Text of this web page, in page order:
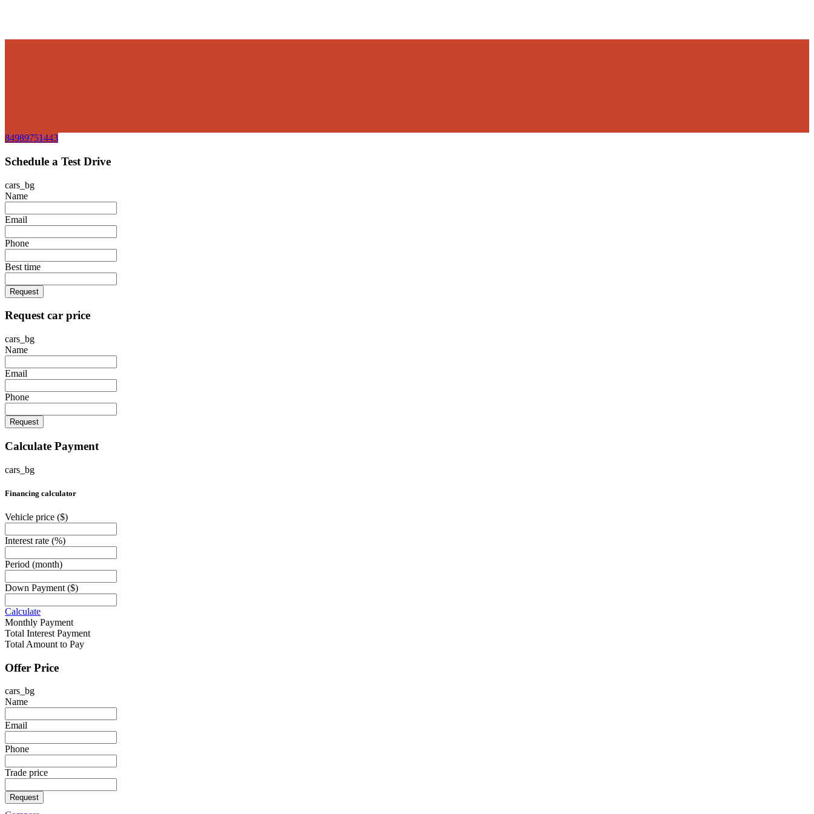
84989751443
Schedule a Test Drive
cars_bg
Name
Email
Phone
Best time
Request
Request car price
cars_bg
Name
Email
Phone
Request
Calculate Payment
cars_bg
Financing calculator
Vehicle price ($)
Interest rate (%)
Period (month)
Down Payment ($)
Calculate
Monthly Payment
Total Interest Payment
Total Amount to Pay
Offer Price
cars_bg
Name
Email
Phone
Trade price
Request